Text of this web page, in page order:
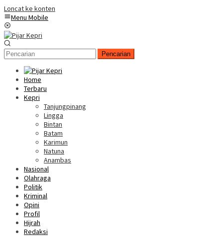
Loncat ke konten
Menu Mobile
Pencarian
Home
Terbaru
Kepri
Tanjungpinang
Lingga
Bintan
Batam
Karimun
Natuna
Anambas
Nasional
Olahraga
Politik
Kriminal
Opini
Profil
Hijrah
Redaksi